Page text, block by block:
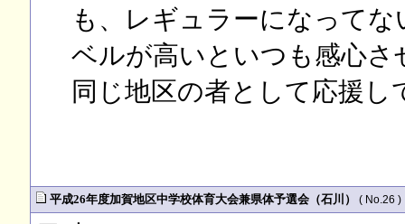
も、レギュラーになって
ベルが高いといつも感心さ
同じ地区の者として応援
平成26年度加賀地区中学校体育大会兼県体予選会（石川） ( No.26 )